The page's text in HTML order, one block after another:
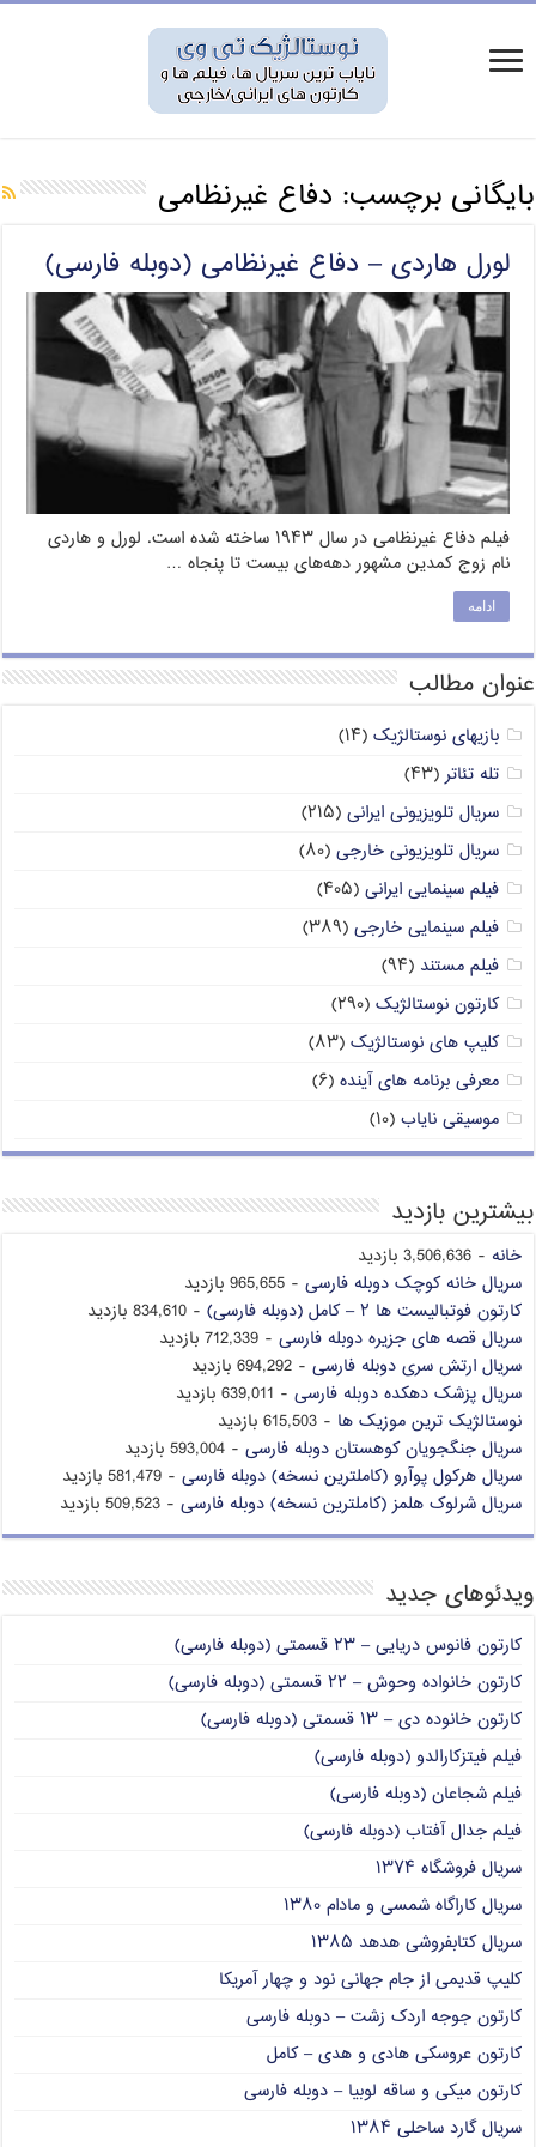
بایگانی برچسب: دفاع غیرنظامی
لورل هاردی – دفاع غیرنظامی (دوبله فارسی)
فیلم دفاع غیرنظامی در سال ۱۹۴۳ ساخته شده است. لورل و هاردی
نام زوج کمدین مشهور دهه‌های بیست تا پنجاه …
ادامه
عنوان مطالب
بازیهای نوستالژیک (۱۴)
تله تئاتر(۴۳)
سریال تلویزیونی ایرانی (۲۱۵)
سریال تلویزیونی خارجی (۸۰)
فیلم سینمایی ایرانی (۴۰۵)
فیلم سینمایی خارجی (۳۸۹)
فیلم مستند (۹۴)
کارتون نوستالژیک (۲۹۰)
کلیپ های نوستالژیک (۸۳)
معرفی برنامه های آینده (۶)
موسیقی نایاب (۱۰)
بیشترین بازدید
خانه - 3,506,636 بازدید
سریال خانه کوچک دوبله فارسی - 965,655 بازدید
کارتون فوتبالیست ها ۲ – کامل (دوبله فارسی)
- 834,610 بازدید
سریال قصه های جزیره دوبله فارسی - 712,339 بازدید
سریال ارتش سری دوبله فارسی - 694,292 بازدید
سریال پزشک دهکده دوبله فارسی - 639,011 بازدید
نوستالژیک ترین موزیک ها - 615,503 بازدید
سریال جنگجویان کوهستان دوبله فارسی - 593,004 بازدید
سریال هرکول پوآرو (کاملترین نسخه) دوبله فارسی - 581,479 بازدید
سریال شرلوک هلمز (کاملترین نسخه) دوبله فارسی - 509,523 بازدید
ویدئوهای جدید
کارتون فانوس دریایی – ۲۳ قسمتی (دوبله فارسی)
کارتون خانواده وحوش – ۲۲ قسمتی (دوبله فارسی)
کارتون خانوده دی – ۱۳ قسمتی (دوبله فارسی)
فیلم فیتزکارالدو (دوبله فارسی)
فیلم شجاعان (دوبله فارسی)
فیلم جدال آفتاب (دوبله فارسی)
سریال فروشگاه ۱۳۷۴
سریال کاراگاه شمسی و مادام ۱۳۸۰
سریال کتابفروشی هدهد ۱۳۸۵
کلیپ قدیمی از جام جهانی نود و چهار آمریکا
کارتون جوجه اردک زشت – دوبله فارسی
کارتون عروسکی هادی و هدی – کامل
کارتون میکی و ساقه لوبیا – دوبله فارسی
سریال گارد ساحلی ۱۳۸۴